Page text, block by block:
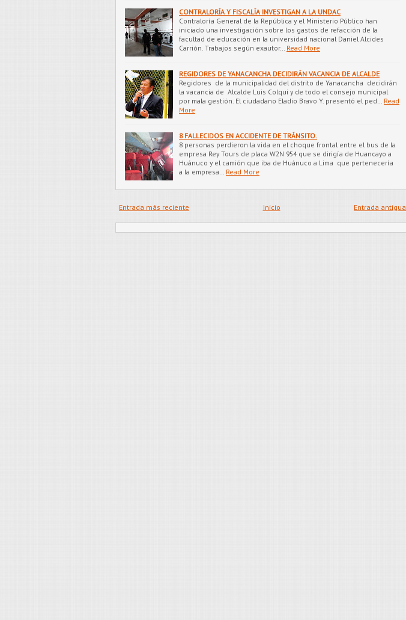
CONTRALORÍA Y FISCALÍA INVESTIGAN A LA UNDAC
Contraloría General de la República y el Ministerio Público han
iniciado una investigación sobre los gastos de refacción de la
facultad de educación en la universidad nacional Daniel Alcides
Carrión. Trabajos según exautor…
Read More
REGIDORES DE YANACANCHA DECIDIRÁN VACANCIA DE ALCALDE
Regidores de la municipalidad del distrito de Yanacancha decidirán
la vacancia de Alcalde Luis Colqui y de todo el consejo municipal
por mala gestión. El ciudadano Eladio Bravo Y. presentó el ped…
Read
More
8 FALLECIDOS EN ACCIDENTE DE TRÁNSITO.
8 personas perdieron la vida en el choque frontal entre el bus de la
empresa Rey Tours de placa W2N 954 que se dirigía de Huancayo a
Huánuco y el camión que iba de Huánuco a Lima que pertenecería
a la empresa…
Read More
Entrada más reciente Entrada antigua
Inicio